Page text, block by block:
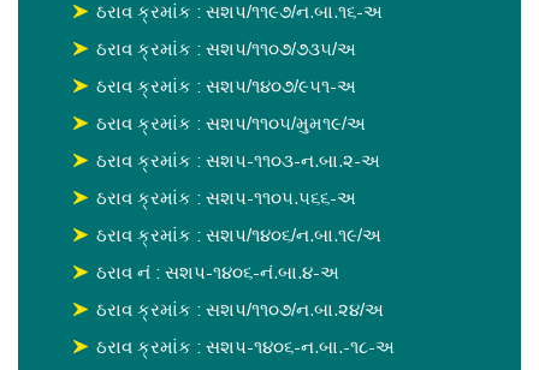
ઠરાવ ક્રમાંક : સશપ/૧૧૯૭/ન.બા.૧૬-અ
ઠરાવ ક્રમાંક : સશપ/૧૧૦૭/૭૩૫/અ
ઠરાવ ક્રમાંક : સશપ/૧૪૦૭/૯૫૧-અ
ઠરાવ ક્રમાંક : સશપ/૧૧૦૫/મુમ૧૯/અ
ઠરાવ ક્રમાંક : સશપ-૧૧૦૩-ન.બા.૨-અ
ઠરાવ ક્રમાંક : સશપ-૧૧૦૫.૫૬૬-અ
ઠરાવ ક્રમાંક : સશપ/૧૪૦૬/ન.બા.૧૯/અ
ઠરાવ નં : સશપ-૧૪૦૬-નં.બા.૪-અ
ઠરાવ ક્રમાંક : સશપ/૧૧૦૭/ન.બા.૨૪/અ
ઠરાવ ક્રમાંક : સશપ-૧૪૦૬-ન.બા.-૧૮-અ